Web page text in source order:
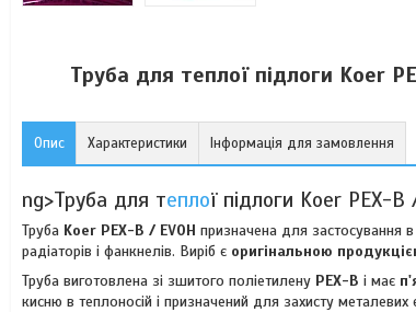
Труба для теплої підлоги Koer
Опис Характеристики Інформація для замовлення
ng>Труба для теплої підлоги Koer PEX-
Труба Koer PEX-B / EVOH призначена для застосування
радіаторів і фанкнелів. Виріб є оригінальною
Труба виготовлена зі зшитого поліетилену PEX-B і має
кисню в теплоносій і призначений для захисту